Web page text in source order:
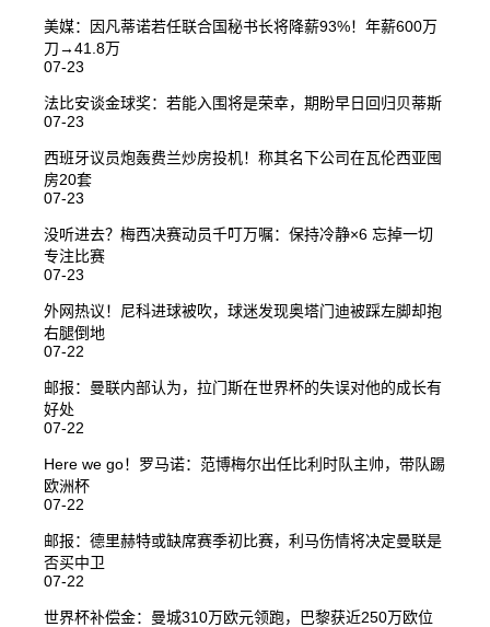
美媒：因凡蒂诺若任联合国秘书长将降薪93%！年薪600万
刀→41.8万
07-23
法比安谈金球奖：若能入围将是荣幸，期盼早日回归贝蒂斯
07-23
西班牙议员炮轰费兰炒房投机！称其名下公司在瓦伦西亚囤
房20套
07-23
没听进去？梅西决赛动员千叮万嘱：保持冷静×6 忘掉一切
专注比赛
07-23
外网热议！尼科进球被吹，球迷发现奥塔门迪被踩左脚却抱
右腿倒地
07-22
邮报：曼联内部认为，拉门斯在世界杯的失误对他的成长有
好处
07-22
Here we go！罗马诺：范博梅尔出任比利时队主帅，带队踢
欧洲杯
07-22
邮报：德里赫特或缺席赛季初比赛，利马伤情将决定曼联是
否买中卫
07-22
世界杯补偿金：曼城310万欧元领跑，巴黎获近250万欧位